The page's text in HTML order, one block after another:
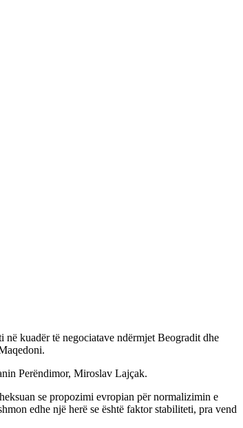
kuadër të negociatave ndërmjet Beogradit dhe
Perëndimor, Miroslav Lajçak.
se propozimi evropian për normalizimin e
edhe një herë se është faktor stabiliteti, pra vend